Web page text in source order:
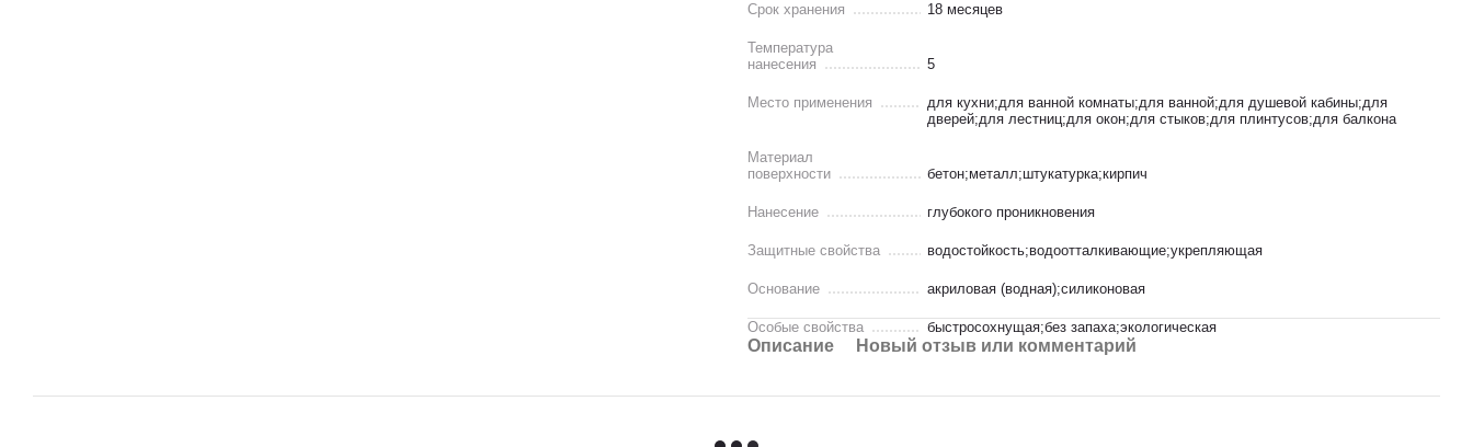
Срок хранения 18 месяцев
Температура
нанесения
5
Место применения
для кухни;для ванной комнаты;для ванной;для душевой кабины;для
дверей;для лестниц;для окон;для стыков;для плинтусов;для балкона
Материал
поверхности
бетон;металл;штукатурка;кирпич
Нанесение глубокого проникновения
Защитные свойства водостойкость;водоотталкивающие;укрепляющая
Основание акриловая (водная);силиконовая
Особые свойства быстросохнущая;без запаха;экологическая
Описание Новый отзыв или комментарий